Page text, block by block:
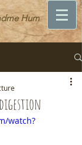
Hum
watch?